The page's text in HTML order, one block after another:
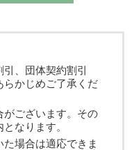
、団体契約割引
らかじめご了承くだ
がございます。その
なります。
場合は適応できま